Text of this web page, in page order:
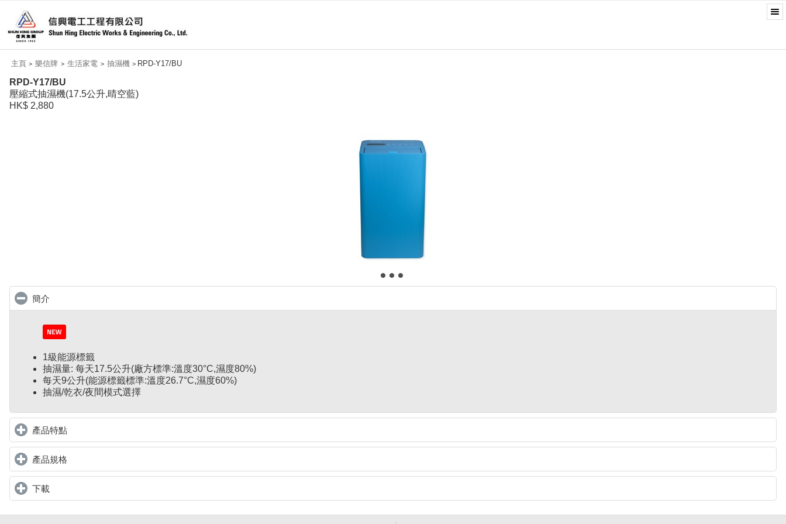
主頁 > 樂信牌 > 生活家電 > 抽濕機 > RPD-Y17/BU
RPD-Y17/BU
壓縮式抽濕機(17.5公升,晴空藍)
HK$ 2,880
簡介
1級能源標籤
抽濕量: 每天17.5公升(廠方標準:溫度30°C,濕度80%)
每天9公升(能源標籤標準:溫度26.7°C,濕度60%)
抽濕/乾衣/夜間模式選擇
產品特點click to expand contents
產品規格
下載click to expand contents